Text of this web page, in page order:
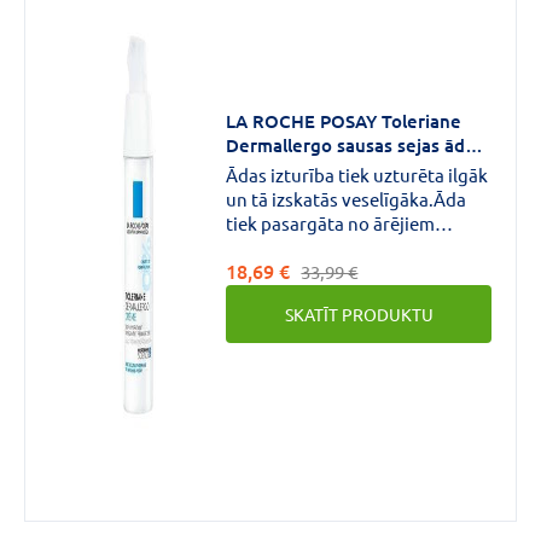
SPF50+
LA ROCHE POSAY Toleriane
Dermallergo sausas sejas ādas
krēms 40 ml
Ādas izturība tiek uzturēta ilgāk
un tā izskatās veselīgāka.Āda
tiek pasargāta no ārējiem
kondicionēta gaisa,
piesārņojuma) 48h mitrināšana.
18,69 € 33,99 €
SKATĪT PRODUKTU